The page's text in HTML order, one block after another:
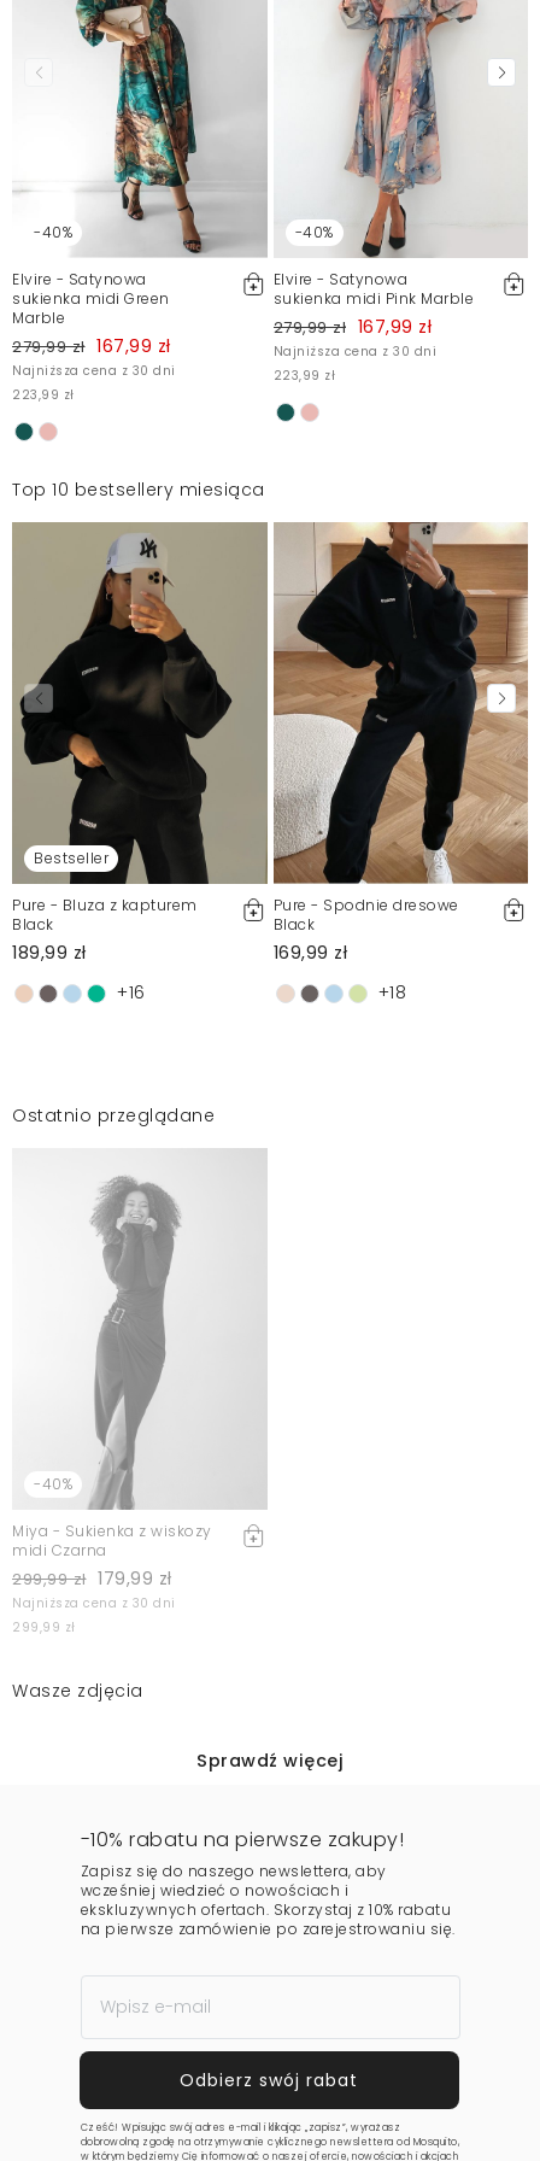
-40%
Elvire - Satynowa
sukienka midi Green
Marble
279,99 zł 167,99 zł
Najniższa cena z 30 dni
223,99 zł
-40%
Elvire - Satynowa
sukienka midi Pink Marble
279,99 zł 167,99 zł
Najniższa cena z 30 dni
223,99 zł
Top 10 bestsellery miesiąca
Bestseller
Pure - Bluza z kapturem
Black
189,99 zł
+16
Pure - Spodnie dresowe
Black
169,99 zł
+18
Ostatnio przeglądane
-40%
Miya - Sukienka z wiskozy
midi Czarna
299,99 zł 179,99 zł
Najniższa cena z 30 dni
299,99 zł
Wasze zdjęcia
Sprawdź więcej
-10% rabatu na pierwsze zakupy!
Zapisz się do naszego newslettera, aby
wcześniej wiedzieć o nowościach i
ekskluzywnych ofertach. Skorzystaj z 10% rabatu
na pierwsze zamówienie po zarejestrowaniu się.
Cześć! Wpisując swój adres e-mail i klikając „zapisz”, wyrażasz
dobrowolną zgodę na otrzymywanie cyklicznego newslettera od Mosquito,
w którym będziemy Cię informować o naszej ofercie, nowościach i akcjach